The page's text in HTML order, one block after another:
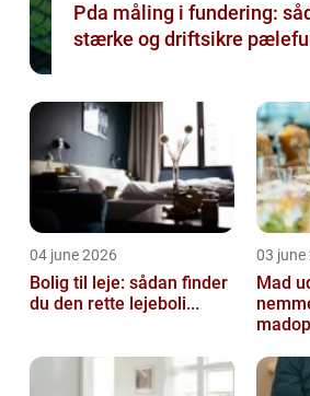
Pda måling i fundering:
stærke og driftsikre
04 june 2026
Bolig til leje: sådan finder
du den rette lejeboli...
03 june
Mad